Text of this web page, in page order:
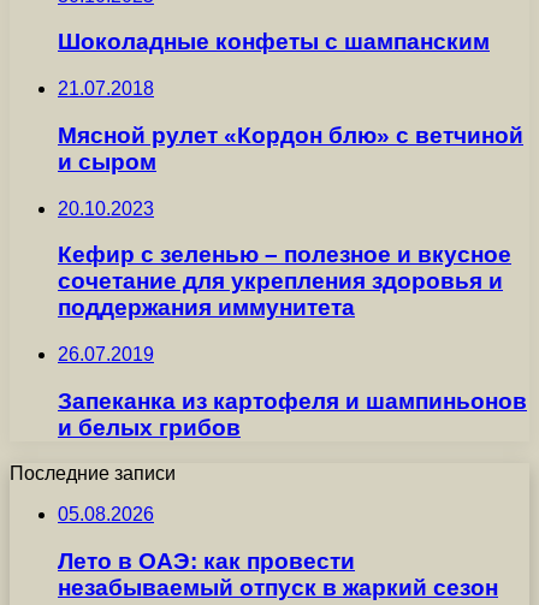
Шоколадные конфеты с шампанским
21.07.2018
Мясной рулет «Кордон блю» с ветчиной
и сыром
20.10.2023
Кефир с зеленью – полезное и вкусное
сочетание для укрепления здоровья и
поддержания иммунитета
26.07.2019
Запеканка из картофеля и шампиньонов
и белых грибов
Последние записи
05.08.2026
Лето в ОАЭ: как провести
незабываемый отпуск в жаркий сезон